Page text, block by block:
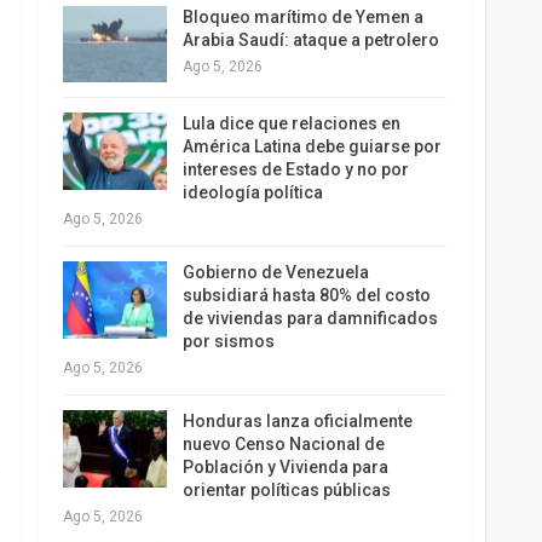
Bloqueo marítimo de Yemen a
Arabia Saudí: ataque a petrolero
Ago 5, 2026
Lula dice que relaciones en
América Latina debe guiarse por
intereses de Estado y no por
ideología política
Ago 5, 2026
Gobierno de Venezuela
subsidiará hasta 80% del costo
de viviendas para damnificados
por sismos
Ago 5, 2026
Honduras lanza oficialmente
nuevo Censo Nacional de
Población y Vivienda para
orientar políticas públicas
Ago 5, 2026